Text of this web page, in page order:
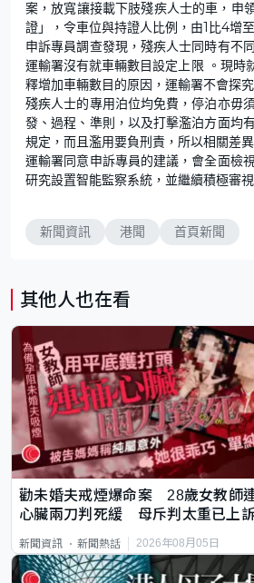
案，放寬讓接載下肢殘疾人士的車，申
證」，令車位與持證人比例，由1比4增至
申訴專員調查發現，殘疾人士同時有不
運輸署沒有就車輛數目設定上限 。現時
釋增加車輛數目的原因，運輸署不會探
殘疾人士的專用泊位均免費，停泊亦毋
發、過程、準則，以及打擊濫泊方面均
規定，而且濫用要負刑責，所以相關差
運輸署同意申訴專員的建議，會全面檢
研究設置智能監察系統，並繼續積極審
新聞資訊 港聞 首頁新聞
其他人也在看
勸未婚夫戒煙爆命案 28歲女教師
心臟兩刀判死緩 母斥判太重已上
新聞資訊 新聞熱話 2026年08月05日